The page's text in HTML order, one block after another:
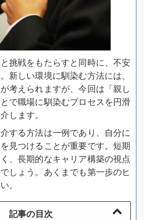
挑戦をもたらすと同時に、不安
新しい環境に馴染む方法には、
考えられますが、今回は「親し
で職場に馴染むプロセスを円滑
します。
する方法は一例であり、自分に
見つけることが重要です。短期
、長期的なキャリア構築の視点
しょう。あくまでも第一歩のヒ
。
記事の目次